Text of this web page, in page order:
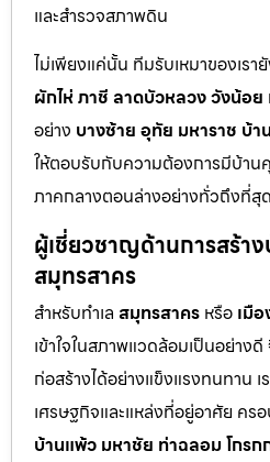
และสำรวจสภาพดิน
ไม่เพียงแค่นั้น ทีมรับเหมาของเรา
ผักไห่ภาชี ลาดบัวหลวงวังน้อย
อย่าง บางซ้าย อุทัย มหาราช บ้า
ให้ตอบรับกับความต้องการมีบ้าน
ภาคกลางตอนล่างอย่างทั่วถึงที่สุด
ผู้เชี่ยวชาญด้านการสร้า
สมุทรสาคร
สำหรับทำเล สมุทรสาคร หรือ เมื
เข้าใจในสภาพแวดล้อมเป็นอย่าง
ก่อสร้างได้อย่างแข็งแรงทนทาน เ
เศรษฐกิจและแหล่งที่อยู่อาศัย คร
บ้านแพ้ว มหาชัย ท่าฉลอมโกรก